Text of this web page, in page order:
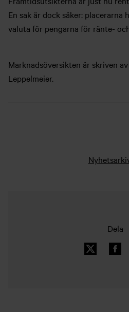
En sak är dock säker: placerarna
valuta för pengarna för ränte-
Marknadsöversikten är skriven
Leppelmeier.
Dela